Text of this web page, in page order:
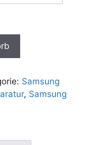
Samsung
, Samsung